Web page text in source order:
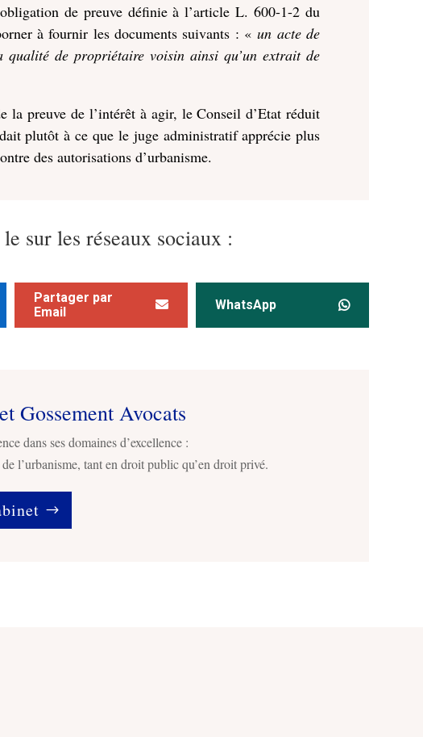
de preuve définie à l’article L. 600-1-2 du
à fournir les documents suivants : «un acte de
qualité de propriétaire voisin ainsi qu’un extrait de
la preuve de l’intérêt à agir, le Conseil d’Etat réduit
plutôt à ce que le juge administratif apprécie plus
des autorisations d’urbanisme.
sur les réseaux sociaux :
Partager par
Email
WhatsApp
Gossement Avocats
dans ses domaines d’excellence :
l’urbanisme, tant en droit public qu’en droit privé.